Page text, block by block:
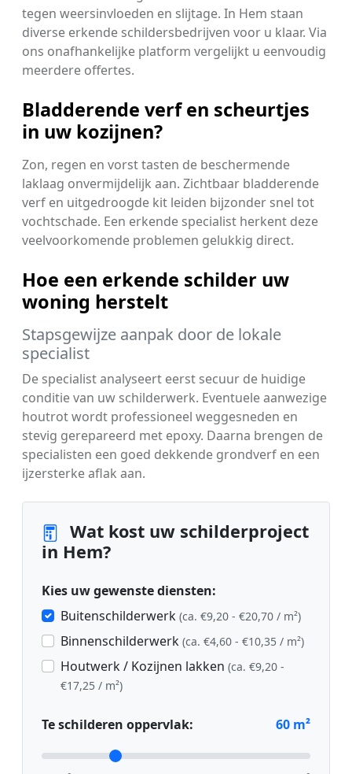
tegen weersinvloeden en slijtage. In Hem staan
diverse erkende schildersbedrijven voor u klaar. Via
ons onafhankelijke platform vergelijkt u eenvoudig
meerdere offertes.
Bladderende verf en scheurtjes
in uw kozijnen?
Zon, regen en vorst tasten de beschermende
laklaag onvermijdelijk aan. Zichtbaar bladderende
verf en uitgedroogde kit leiden bijzonder snel tot
vochtschade. Een erkende specialist herkent deze
veelvoorkomende problemen gelukkig direct.
Hoe een erkende schilder uw
woning herstelt
Stapsgewijze aanpak door de lokale
specialist
De specialist analyseert eerst secuur de huidige
conditie van uw schilderwerk. Eventuele aanwezige
houtrot wordt professioneel weggesneden en
stevig gerepareerd met epoxy. Daarna brengen de
specialisten een goed dekkende grondverf en een
ijzersterke aflak aan.
Wat kost uw schilderproject
in Hem?
Kies uw gewenste diensten:
Buitenschilderwerk (ca. €9,20 - €20,70 / m²)
Binnenschilderwerk (ca. €4,60 - €10,35 / m²)
Houtwerk / Kozijnen lakken (ca. €9,20 -
€17,25 / m²)
Te schilderen oppervlak: 60 m²